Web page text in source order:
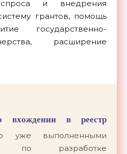
спроса и внедрения
грантов, помощь
государственно-
расширение
вхождении в реестр
уже выполненными
по разработке